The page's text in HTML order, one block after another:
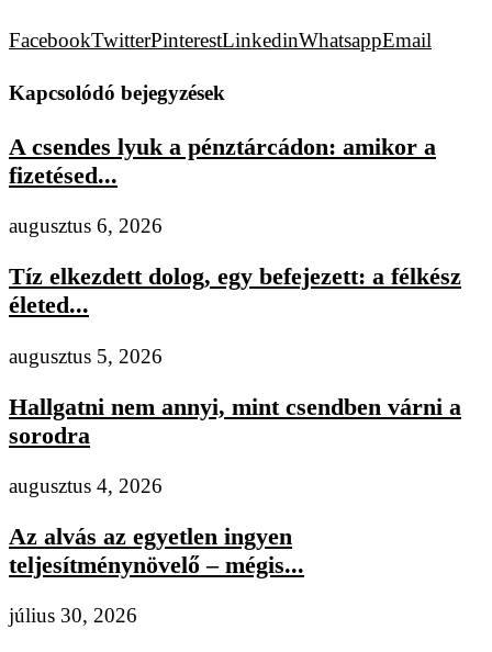
FacebookTwitterPinterestLinkedinWhatsappEmail
Kapcsolódó bejegyzések
A csendes lyuk a pénztárcádon: amikor a
fizetésed...
augusztus 6, 2026
Tíz elkezdett dolog, egy befejezett: a félkész
életed...
augusztus 5, 2026
Hallgatni nem annyi, mint csendben várni a
sorodra
augusztus 4, 2026
Az alvás az egyetlen ingyen
teljesítménynövelő – mégis...
július 30, 2026